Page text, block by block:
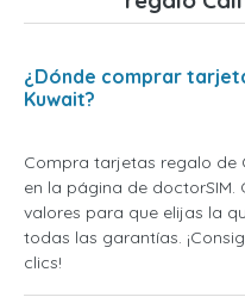
¿Dónde comprar
Kuwait?
Compra tarjetas regalo de
en la página de
valores para que elijas la
todas las garantías.
clics!